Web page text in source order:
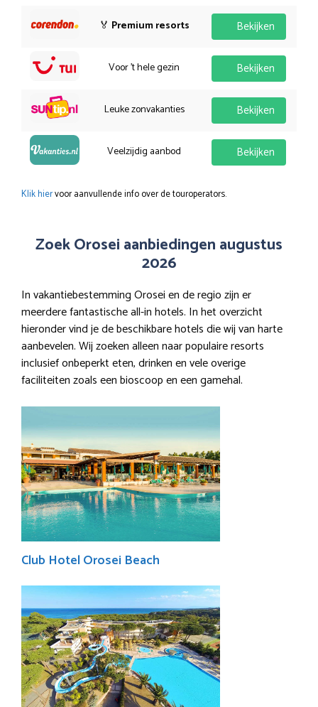
🏅 Premium resorts Bekijken
Voor 't hele gezin Bekijken
Leuke zonvakanties Bekijken
Veelzijdig aanbod Bekijken
Klik hiervoor aanvullende info over de touroperators.
Zoek Orosei aanbiedingen augustus
2026
In vakantiebestemming Orosei en de regio zijn er
meerdere fantastische all-in hotels. In het overzicht
hieronder vind je de beschikbare hotels die wij van harte
aanbevelen. Wij zoeken alleen naar populaire resorts
inclusief onbeperkt eten, drinken en vele overige
faciliteiten zoals een bioscoop en een gamehal.
Club Hotel Orosei Beach